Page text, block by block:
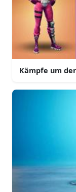
Kämpfe um